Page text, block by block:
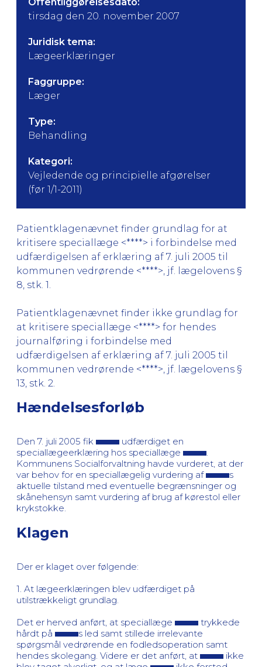
tirsdag den 20. november 2007
Juridisk tema:
Lægeerklæringer
Faggruppe:
Læger
Type:
Behandling
Kategori:
Vejledende og principielle afgørelser
(før 1/1-2011)
Patientklagenævnet finder grundlag for at
kritisere speciallæge <****> i forbindelse med
udfærdigelsen af erklæring af 7. juli 2005 til
kommunen vedrørende <****>, jf. lægelovens §
8, stk. 1.
Patientklagenævnet finder ikke grundlag for
at kritisere speciallæge <****> for hendes
journalføring i forbindelse med
udfærdigelsen af erklæring af 7. juli 2005 til
kommunen vedrørende <****>, jf. lægelovens §
13, stk. 2.
Hændelsesforløb
Den 7. juli 2005 fik
udfærdiget en
speciallægeerklæring hos speciallæge
Kommunens Socialforvaltning havde vurderet, at der
var behov for en speciallægelig vurdering af
s
aktuelle tilstand med eventuelle begrænsninger og
skånehensyn samt vurdering af brug af kørestol eller
krykstokke.
Klagen
Der er klaget over følgende:
1. At lægeerklæringen blev udfærdiget på
utilstrækkeligt grundlag.
Det er herved anført, at speciallæge
trykkede
hårdt på
s led samt stillede irrelevante
spørgsmål vedrørende en fodledsoperation samt
hendes skolegang. Videre er det anført, at
ikke